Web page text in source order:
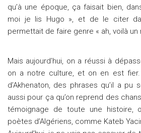
qu’à une époque, ça faisait bien,
moi je lis Hugo », et de le citer
permettait de faire genre « ah, voilà un
Mais aujourd’hui, on a réussi à
on a notre culture, et on en est fier.
d’Akhenaton, des phrases qu’il a pu
aussi pour ça qu’on reprend des
témoignage de toute une histoire,
poètes d’Algériens, comme Kateb